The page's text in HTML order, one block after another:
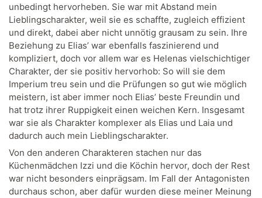
unbedingt hervorheben. Sie war mit Abstand mein
Lieblingscharakter, weil sie es schaffte, zugleich effizient
und direkt, dabei aber nicht unnötig grausam zu sein. Ihre
Beziehung zu Elias’ war ebenfalls faszinierend und
kompliziert, doch vor allem war es Helenas vielschichtiger
Charakter, der sie positiv hervorhob: So will sie dem
Imperium treu sein und die Prüfungen so gut wie möglich
meistern, ist aber immer noch Elias’ beste Freundin und
hat trotz ihrer Ruppigkeit einen weichen Kern. Insgesamt
war sie als Charakter komplexer als Elias und Laia und
dadurch auch mein Lieblingscharakter.
Von den anderen Charakteren stachen nur das
Küchenmädchen Izzi und die Köchin hervor, doch der Rest
war nicht besonders einprägsam. Im Fall der Antagonisten
durchaus schon, aber dafür wurden diese meiner Meinung